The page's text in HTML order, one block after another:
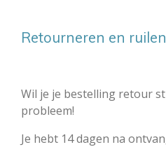
Retourneren en ruilen
Wil je je bestelling retour
probleem!
Je hebt 14 dagen na